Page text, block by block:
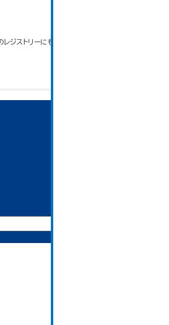
ジストリーにもアクセス可能です